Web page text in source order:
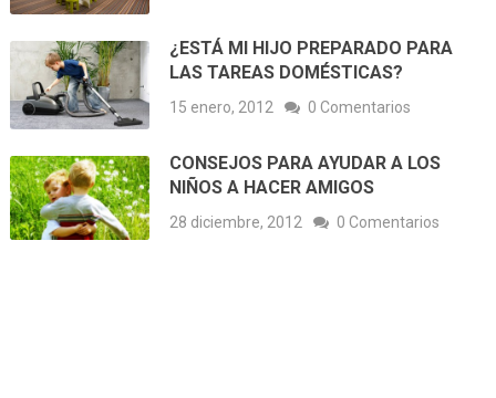
¿ESTÁ MI HIJO PREPARADO PARA
LAS TAREAS DOMÉSTICAS?
15 enero, 2012 0 Comentarios
CONSEJOS PARA AYUDAR A LOS
NIÑOS A HACER AMIGOS
28 diciembre, 2012 0 Comentarios